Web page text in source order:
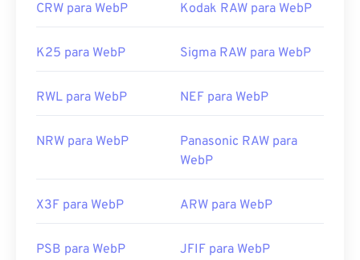
CRW para WebP Kodak RAW para WebP
K25 para WebP Sigma RAW para WebP
RWL para WebP NEF para WebP
NRW para WebP
Panasonic RAW para
WebP
X3F para WebP ARW para WebP
PSB para WebP JFIF para WebP